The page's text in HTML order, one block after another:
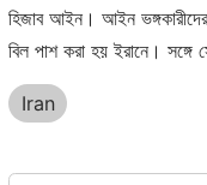
হিজাব আইন। আইন
বিল পাশ করা হয় ইরানে। সঙ্গে
Iran